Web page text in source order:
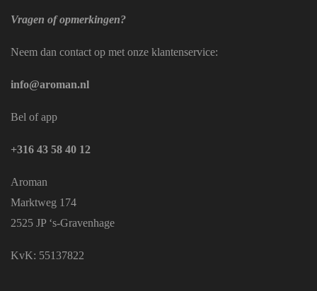
Vragen of opmerkingen?
Neem dan contact op met onze klantenservice:
info@aroman.nl
Bel of app
+316 43 58 40 12
Aroman
Marktweg 174
2525 JP ‘s-Gravenhage
KvK: 55137822